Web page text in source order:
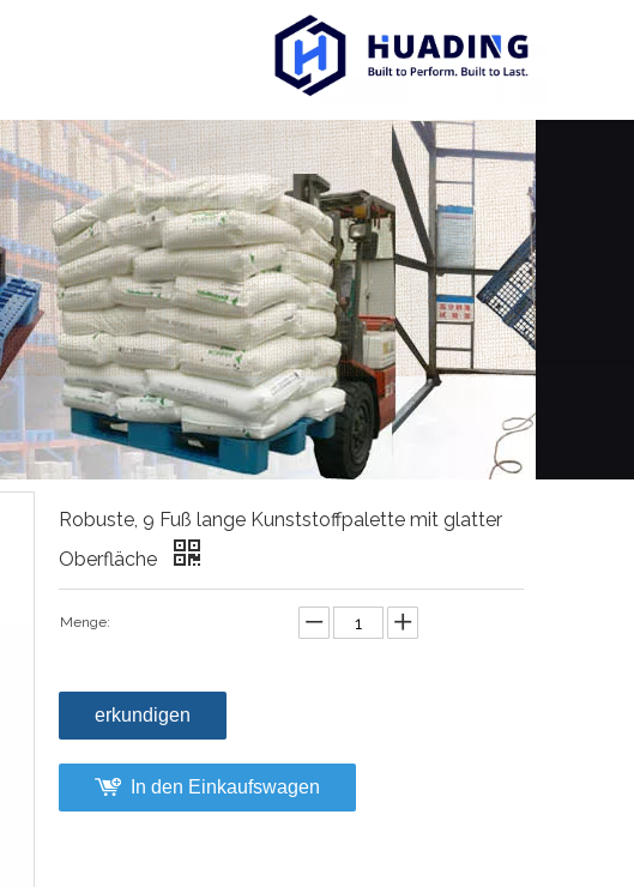
Robuste, 9 Fuß lange Kunststoffpalette mit glatter
Oberfläche
Menge:
erkundigen
In den Einkaufswagen